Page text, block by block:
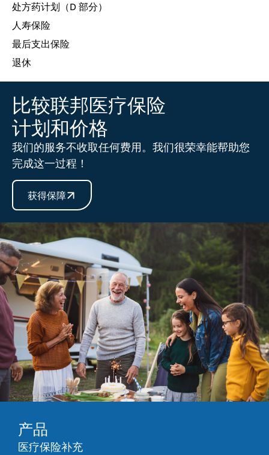
处方药计划（D 部分）
人寿保险
最后支出保险
退休
比较联邦医疗保险
计划和价格
我们的服务不收取任何费用。我们很荣幸能帮助您
完成这一过程！
获得保障
产品
医疗保险补充